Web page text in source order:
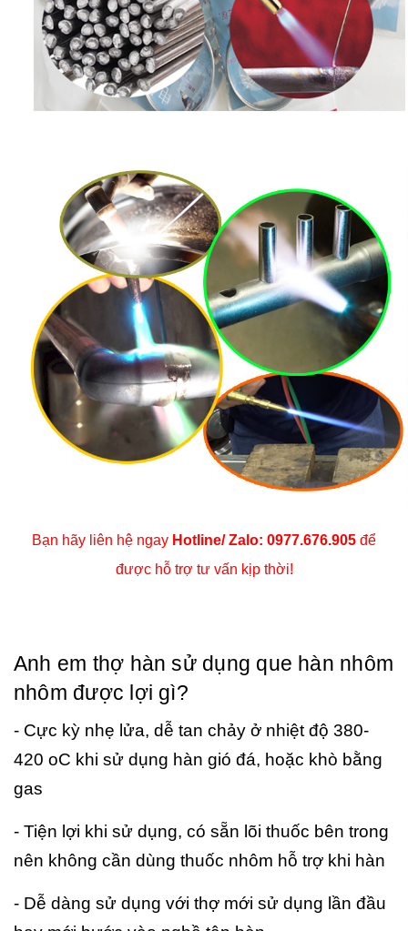
Bạn hãy liên hệ ngay Hotline/ Zalo: 0977.676.905 để
được hỗ trợ tư vấn kịp thời!
Anh em thợ hàn sử dụng que hàn nhôm
nhôm được lợi gì?
- Cực kỳ nhẹ lửa, dễ tan chảy ở nhiệt độ 380-
420 oC khi sử dụng hàn gió đá, hoặc khò bằng
gas
- Tiện lợi khi sử dụng, có sẵn lõi thuốc bên trong
nên không cần dùng thuốc nhôm hỗ trợ khi hàn
- Dễ dàng sử dụng với thợ mới sử dụng lần đầu